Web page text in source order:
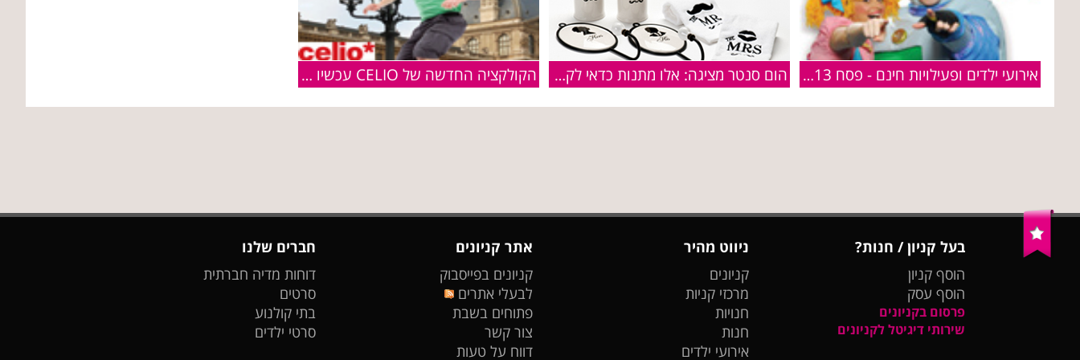
אירועי ילדים ופעילויות חינם - פסח 2013 הום סנטר מציגה: אלו מתנות כדאי לקנות לחג האהבה? הקולקציה החדשה של CELIO עכשיו בחנויות
בעל קניון / חנות?
הוסף קניון
הוסף עסק
פרסום בקניונים
שירותי דיגיטל לקניונים
ניווט מהיר
קניונים
מרכזי קניות
חנויות
חנות
אירועי ילדים
אתר קניונים
קניונים בפייסבוק
לבעלי אתרים
פתוחים בשבת
צור קשר
דווח על טעות
חברים שלנו
דוחות מדיה חברתית
סרטים
בתי קולנוע
סרטי ילדים